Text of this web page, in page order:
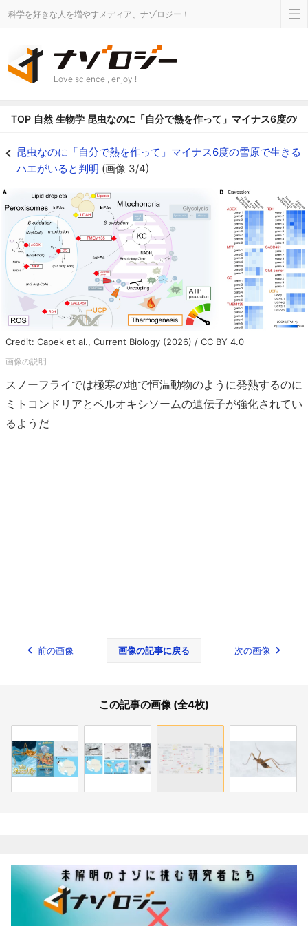
科学を好きな人を増やすメディア、ナゾロジー！
Love science , enjoy !
TOP 自然 生物学 昆虫なのに「自分で熱を作って」マイナス6度の
昆虫なのに「自分で熱を作って」マイナス6度の雪原で生きる
ハエがいると判明 (画像 3/4)
Credit: Capek et al., Current Biology (2026) / CC BY 4.0
スノーフライでは極寒の地で恒温動物のように発熱するのに
ミトコンドリアとペルオキシソームの遺伝子が強化されてい
るようだ
前の画像 画像の記事に戻る 次の画像
この記事の画像 (全4枚)